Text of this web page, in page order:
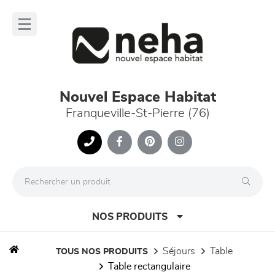
Nouvel Espace Habitat
Franqueville-St-Pierre (76)
NOS PRODUITS
TOUS NOS PRODUITS séjours
table
table rectangulaire